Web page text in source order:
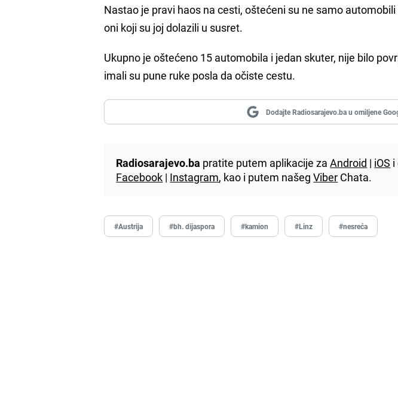
Nastao je pravi haos na cesti, oštećeni su ne samo
oni koji su joj dolazili u susret.
Ukupno je oštećeno 15 automobila i jedan skuter, nije bilo
imali su pune ruke posla da očiste cestu.
Dodajte Radiosarajevo.ba u omiljene
Radiosarajevo.ba pratite putem aplikacije zaAndroid | iOS i
Facebook | Instagram, kao i putem našegViber Chata.
#Austrija #bh. dijaspora #kamion #Linz #nesreća